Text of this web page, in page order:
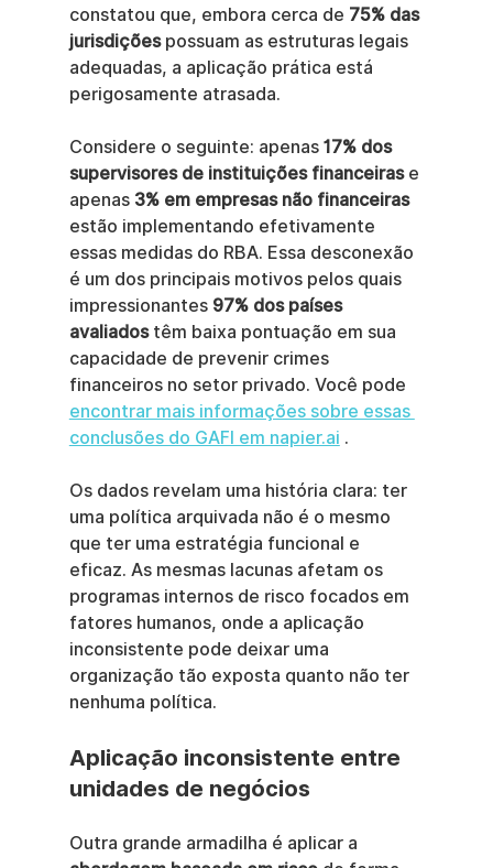
constatou que, embora cerca de 75% das
jurisdições possuam as estruturas legais
adequadas, a aplicação prática está
perigosamente atrasada.
Considere o seguinte: apenas 17% dos
supervisores de instituições financeiras e
apenas 3% em empresas não financeiras
estão implementando efetivamente
essas medidas do RBA. Essa desconexão
é um dos principais motivos pelos quais
impressionantes 97% dos países
avaliados têm baixa pontuação em sua
capacidade de prevenir crimes
financeiros no setor privado. Você pode
encontrar mais informações sobre essas
conclusões do GAFI em napier.ai .
Os dados revelam uma história clara: ter
uma política arquivada não é o mesmo
que ter uma estratégia funcional e
eficaz. As mesmas lacunas afetam os
programas internos de risco focados em
fatores humanos, onde a aplicação
inconsistente pode deixar uma
organização tão exposta quanto não ter
nenhuma política.
Aplicação inconsistente entre
unidades de negócios
Outra grande armadilha é aplicar a